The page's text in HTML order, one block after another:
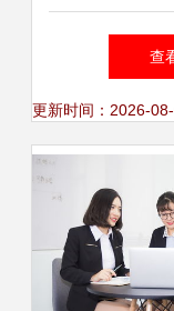
班、超市及
查
更新时间：2026-